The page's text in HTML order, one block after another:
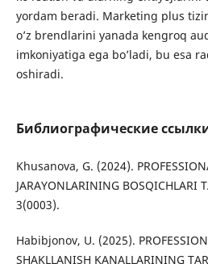
yordam beradi. Marketing plus
o’z brendlarini yanada kengroq
imkoniyatiga ega bo’ladi, bu esa
oshiradi.
Библиографические
Khusanova, G. (2024).
JARAYONLARINING BOSQICHLARI
3(0003).
Habibjonov, U. (2025).
SHAKLLANISH KANALLARINING